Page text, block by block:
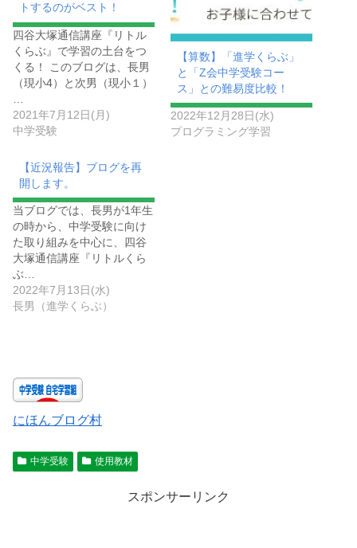
トするのがベスト！
四谷大塚通信講座『リトル
くらぶ』で学習の土台をつ
くる！ このブログは、長男
（現小4）と次男（現小１）
2021年7月12日(月)
中学受験
【算数】「進学くらぶ」
と「Z会中学受験コー
ス」との難易度比較！
2022年12月28日(水)
プログラミング学習
【近況報告】ブログを再
開します。
当ブログでは、長男が1年生
の時から、中学受験に向け
た取り組みを中心に、四谷
大塚通信講座『リトルくら
ぶ…
2022年7月13日(水)
長男（進学くらぶ）
にほんブログ村
中学受験 使用教材
スポンサーリンク